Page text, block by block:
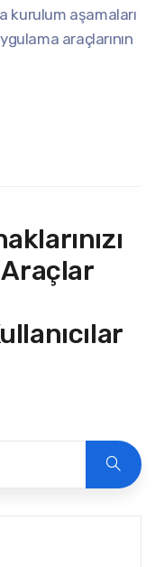
kurulum aşamaları
araçlarının